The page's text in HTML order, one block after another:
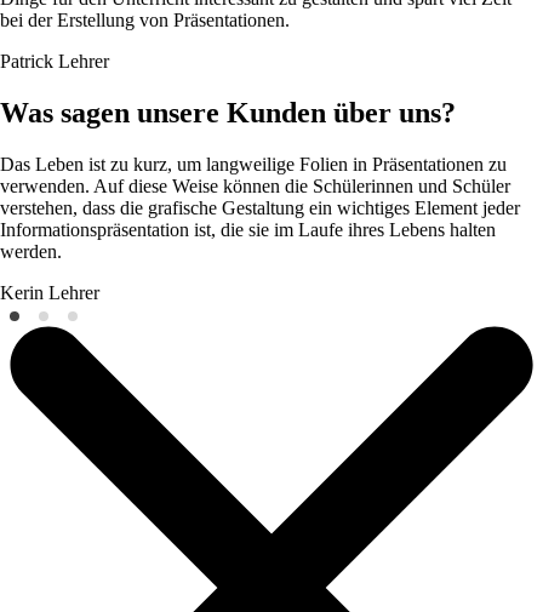
bei der Erstellung von Präsentationen.
Patrick Lehrer
Was sagen unsere Kunden über uns?
Das Leben ist zu kurz, um langweilige Folien in Präsentationen zu
verwenden. Auf diese Weise können die Schülerinnen und Schüler
verstehen, dass die grafische Gestaltung ein wichtiges Element jeder
Informationspräsentation ist, die sie im Laufe ihres Lebens halten
werden.
Kerin Lehrer